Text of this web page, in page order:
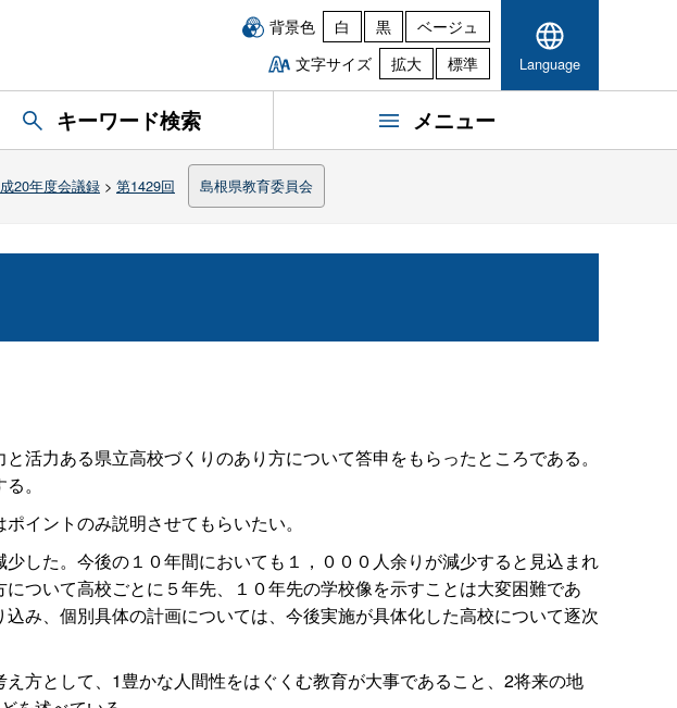
背景色 白 黒
ベージュ
文字サイズ
拡大 標準 Language
キーワード検索 メニュー
20年度会議録 > 第1429回 島根県教育委員会
力ある県立高校づくりのあり方について答申をもらったところである。
。
イントのみ説明させてもらいたい。
した。今後の１０年間においても１，０００人余りが減少すると見込まれ
ついて高校ごとに５年先、１０年先の学校像を示すことは大変困難であ
み、個別具体の計画については、今後実施が具体化した高校について逐次
方として、1豊かな人間性をはぐくむ教育が大事であること、2将来の地